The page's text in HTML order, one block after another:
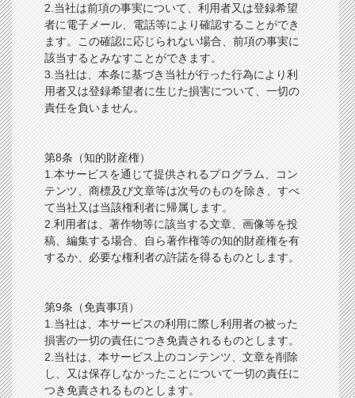
2.当社は前項の事実について、利用者又は登録希望
者に電子メール、電話等により確認することができ
ます。この確認に応じられない場合、前項の事実に
該当するとみなすことができます。
3.当社は、本条に基づき当社が行った行為により利
用者又は登録希望者に生じた損害について、一切の
責任を負いません。
第8条（知的財産権）
1.本サービスを通じて提供されるプログラム、コン
テンツ、商標及び文章等は次号のものを除き、すべ
て当社又は当該権利者に帰属します。
2.利用者は、著作物等に該当する文章、画像等を投
稿、編集する場合、自ら著作権等の知的財産権を有
するか、必要な権利者の許諾を得るものとします。
第9条（免責事項）
1.当社は、本サービスの利用に際し利用者の被った
損害の一切の責任につき免責されるものとします。
2.当社は、本サービス上のコンテンツ、文章を削除
し、又は保存しなかったことについて一切の責任に
つき免責されるものとします。